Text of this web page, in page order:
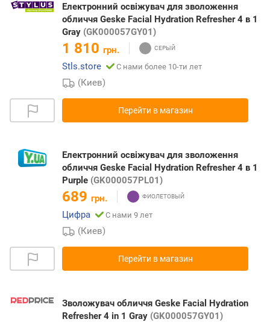
Електронний освіжувач для зволоження
обличчя Geske Facial Hydration Refresher 4 в 1
Gray (GK000057GY01)
1 810 грн.
Stls.store
С нами более 10-ти лет
(Киев)
Перейти в магазин
Електронний освіжувач для зволоження
обличчя Geske Facial Hydration Refresher 4 в 1
Purple (GK000057PL01)
689 грн.
Цифра
С нами 9 лет
(Киев)
Перейти в магазин
Зволожувач обличчя Geske Facial Hydration
Refresher 4 in 1 Gray (GK000057GY01)